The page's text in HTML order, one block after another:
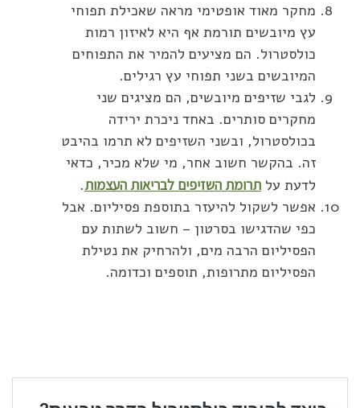
מחקר מאוד אופטימי מראה שאכילת תפוחי
עץ מיובשים תורמת אף היא לאיזון רמות
כולסטרול. הם מציעים להמיר את התפוחים
המיובשים בשני תפוחי עץ רגילים.
לגבי שזיפים מיובשים, הם מציגים שני
מחקרים סותרים. באחד ניכרת ירידה
בכולסטרול, ובשני השזיפים לא תרמו בהיבט
זה. בהקשר חשוב אחר, מי שלא מכיר, כדאי
לדעת על תרומת השזיפים לבריאות העצמות.
אפשר לשקול להיעזר בתוספת פסיליום. אבל
כפי שהדגישו בסרטון – חשוב לשתות עם
הפסיליום הרבה מים, ולהרחיק את נטילת
הפסיליום מתרופות, תוספים וכדומה.